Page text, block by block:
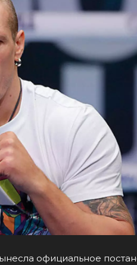
официальное